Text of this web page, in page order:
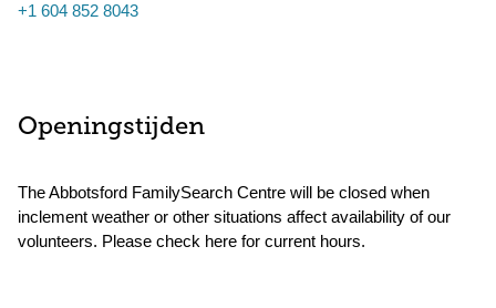
+1 604 852 8043
Openingstijden
The Abbotsford FamilySearch Centre will be closed when
inclement weather or other situations affect availability of our
volunteers. Please check here for current hours.